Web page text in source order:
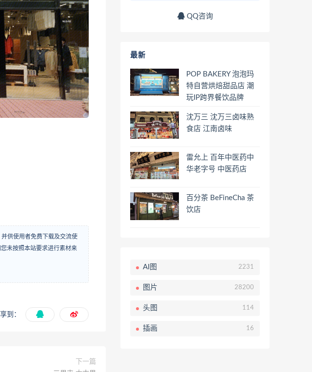
供使用者免费下载及交流使
未按照本站要求进行素材来
到：
下一篇
QQ咨询
最新
POP BAKERY 泡泡玛
特自营烘焙甜品店 潮
玩IP跨界餐饮品牌
沈万三 沈万三卤味熟
食店 江南卤味
雷允上 百年中医药中
华老字号 中医药店
百分茶 BeFineCha 茶
饮店
AI图 2231
图片 28200
头图 114
插画 16